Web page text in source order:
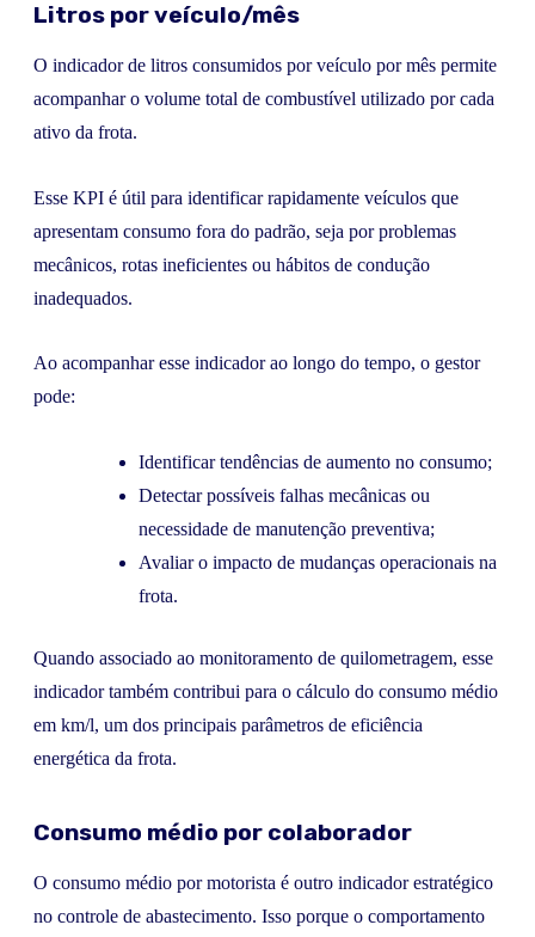
Litros por veículo/mês
O indicador de litros consumidos por veículo por mês permite
acompanhar o volume total de combustível utilizado por cada
ativo da frota.
Esse KPI é útil para identificar rapidamente veículos que
apresentam consumo fora do padrão, seja por problemas
mecânicos, rotas ineficientes ou hábitos de condução
inadequados.
Ao acompanhar esse indicador ao longo do tempo, o gestor
pode:
Identificar tendências de aumento no consumo;
Detectar possíveis falhas mecânicas ou
necessidade de manutenção preventiva;
Avaliar o impacto de mudanças operacionais na
frota.
Quando associado ao monitoramento de quilometragem, esse
indicador também contribui para o cálculo do consumo médio
em km/l, um dos principais parâmetros de eficiência
energética da frota.
Consumo médio por colaborador
O consumo médio por motorista é outro indicador estratégico
no controle de abastecimento. Isso porque o comportamento